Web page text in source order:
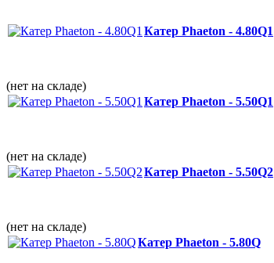
Катер Phaeton - 4.80Q1
(нет на складе)
Катер Phaeton - 5.50Q1
(нет на складе)
Катер Phaeton - 5.50Q2
(нет на складе)
Катер Phaeton - 5.80Q